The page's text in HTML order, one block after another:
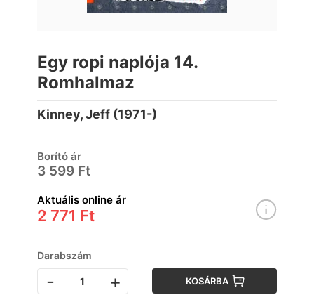
Egy ropi naplója 14.
Romhalmaz
Kinney, Jeff (1971-)
Borító ár
3 599 Ft
Aktuális online ár
2 771 Ft
Darabszám
- + KOSÁRBA